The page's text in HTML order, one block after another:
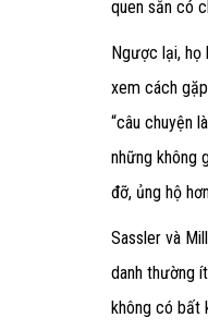
quen sẵn có
Ngược lại, họ
xem cách
“câu chuyện
những không
đỡ, ủng hộ
Sassler và
danh thường
không có bất